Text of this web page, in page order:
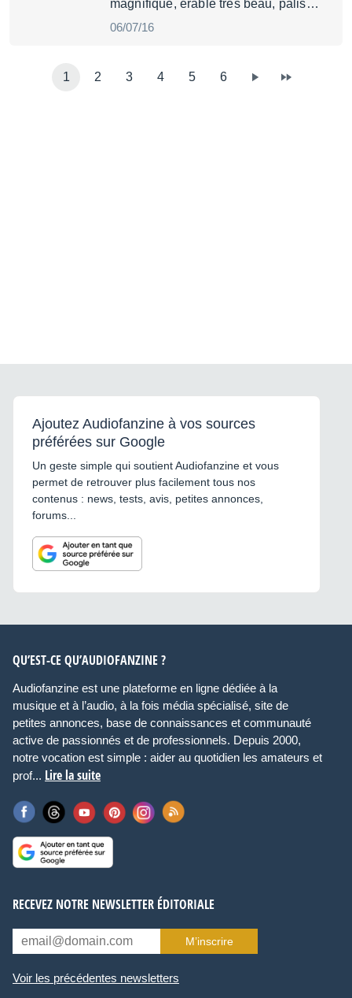
magnifique, érable très beau, palis…
06/07/16
1 2 3 4 5 6
Ajoutez Audiofanzine à vos sources
préférées sur Google
Un geste simple qui soutient Audiofanzine et vous
permet de retrouver plus facilement tous nos
contenus : news, tests, avis, petites annonces,
forums...
QU’EST-CE QU’AUDIOFANZINE ?
Audiofanzine est une plateforme en ligne dédiée à la
musique et à l’audio, à la fois média spécialisé, site de
petites annonces, base de connaissances et communauté
active de passionnés et de professionnels. Depuis 2000,
notre vocation est simple : aider au quotidien les amateurs et
prof... Lire la suite
RECEVEZ NOTRE NEWSLETTER ÉDITORIALE
M’inscrire
Voir les précédentes newsletters